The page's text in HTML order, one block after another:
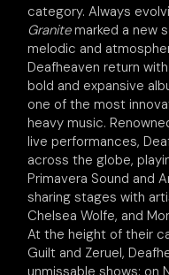
category. Always
Granitemarked a new
melodic and
Deafheaven return with
bold and expansive
one of the most
heavy music.
live performances,
across the globe,
Primavera Sound and
sharing stages with
Chelsea Wolfe, and
At the height of their
Guilt and Zeruel,
unmissable shows: on